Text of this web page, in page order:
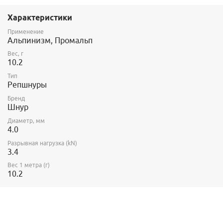
Характеристики
Применение
Альпинизм, Промальп
Вес, г
10.2
Тип
Репшнуры
Бренд
Шнур
Диаметр, мм
4.0
Разрывная нагрузка (kN)
3.4
Вес 1 метра (г)
10.2